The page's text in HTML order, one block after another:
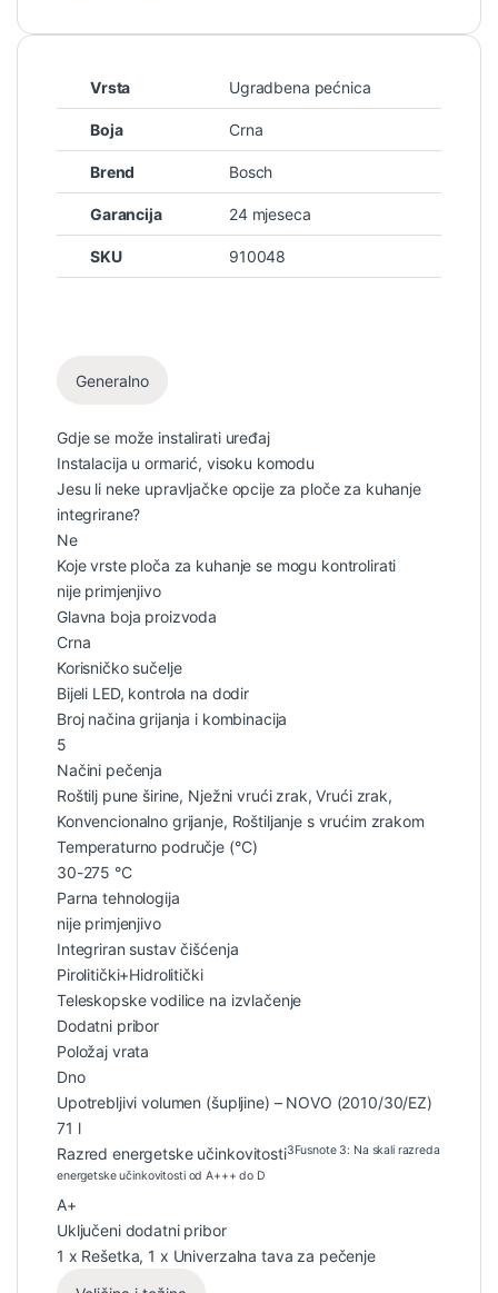
Vrsta Ugradbena pećnica
Boja Crna
Brend Bosch
Garancija 24 mjeseca
SKU 910048
Generalno
Gdje se može instalirati uređaj
Instalacija u ormarić, visoku komodu
Jesu li neke upravljačke opcije za ploče za kuhanje
integrirane?
Ne
Koje vrste ploča za kuhanje se mogu kontrolirati
nije primjenjivo
Glavna boja proizvoda
Crna
Korisničko sučelje
Bijeli LED, kontrola na dodir
Broj načina grijanja i kombinacija
5
Načini pečenja
Roštilj pune širine, Nježni vrući zrak, Vrući zrak,
Konvencionalno grijanje, Roštiljanje s vrućim zrakom
Temperaturno područje (°C)
30-275 °C
Parna tehnologija
nije primjenjivo
Integriran sustav čišćenja
Pirolitički+Hidrolitički
Teleskopske vodilice na izvlačenje
Dodatni pribor
Položaj vrata
Dno
Upotrebljivi volumen (šupljine) – NOVO (2010/30/EZ)
71 l
Razred energetske učinkovitosti3Fusnote 3: Na skali razreda
energetske učinkovitosti od A+++ do D
A+
Uključeni dodatni pribor
1 x Rešetka, 1 x Univerzalna tava za pečenje